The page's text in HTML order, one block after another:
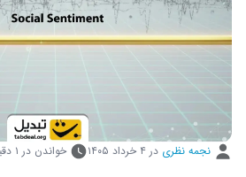
نجمه نظری در ۴ خرداد ۱۴۰۵ خواندن در ۱ دقیقه